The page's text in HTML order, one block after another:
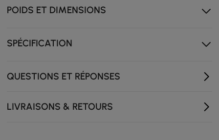
Pieds de table arrondis et épaissis : plus esthétiques et
capacité de charge renforcée
rangement quotidiens
POIDS ET DIMENSIONS
SPÉCIFICATION
QUESTIONS ET RÉPONSES
LIVRAISONS & RETOURS